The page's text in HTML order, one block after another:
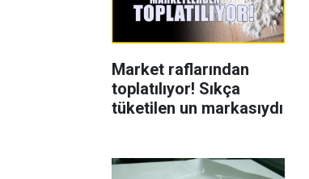
Market raflarından
toplatılıyor! Sıkça
tüketilen un markasıydı